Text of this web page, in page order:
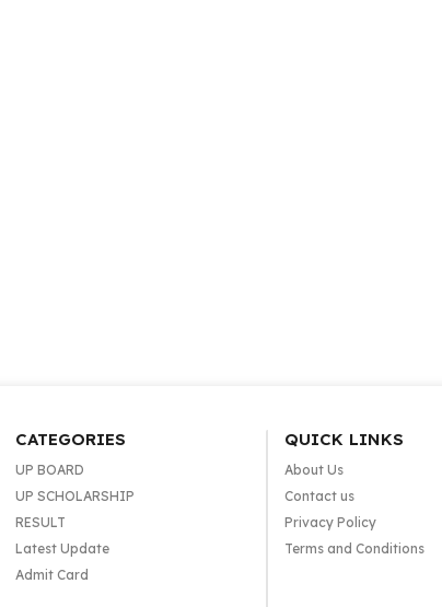
CATEGORIES
UP BOARD
UP SCHOLARSHIP
RESULT
Latest Update
Admit Card
QUICK LINKS
About Us
Contact us
Privacy Policy
Terms and Conditions